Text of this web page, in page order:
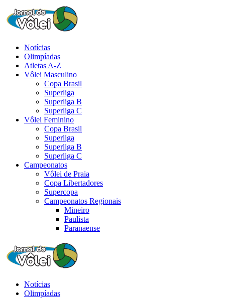
Notícias
Olimpíadas
Atletas A-Z
Vôlei Masculino
Copa Brasil
Superliga
Superliga B
Superliga C
Vôlei Feminino
Copa Brasil
Superliga
Superliga B
Superliga C
Campeonatos
Vôlei de Praia
Copa Libertadores
Supercopa
Campeonatos Regionais
Mineiro
Paulista
Paranaense
Notícias
Olimpíadas